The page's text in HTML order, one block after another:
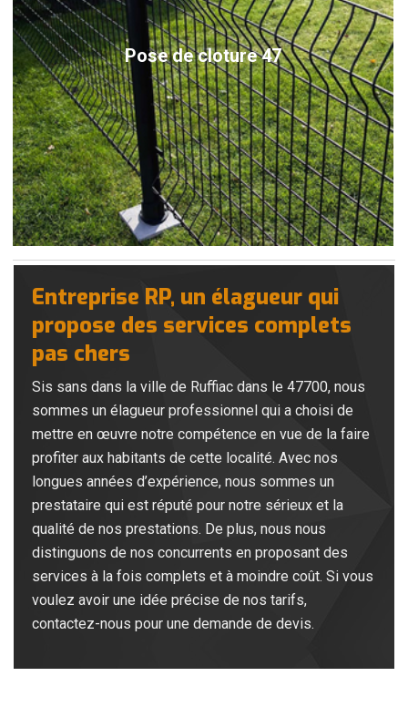
Pose de cloture 47
Entreprise RP, un élagueur qui
propose des services complets
pas chers
Sis sans dans la ville de Ruffiac dans le 47700, nous
sommes un élagueur professionnel qui a choisi de
mettre en œuvre notre compétence en vue de la faire
profiter aux habitants de cette localité. Avec nos
longues années d’expérience, nous sommes un
prestataire qui est réputé pour notre sérieux et la
qualité de nos prestations. De plus, nous nous
distinguons de nos concurrents en proposant des
services à la fois complets et à moindre coût. Si vous
voulez avoir une idée précise de nos tarifs,
contactez-nous pour une demande de devis.